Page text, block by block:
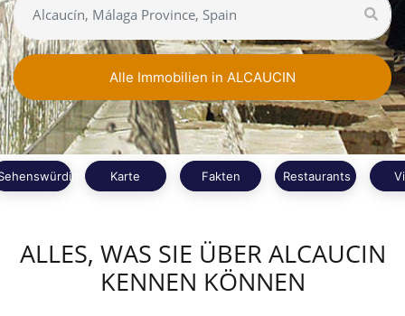
Alle Immobilien in ALCAUCIN
Karte Fakten Restaurants
ALLES, WAS SIE ÜBER ALCAUCIN
KENNEN KÖNNEN